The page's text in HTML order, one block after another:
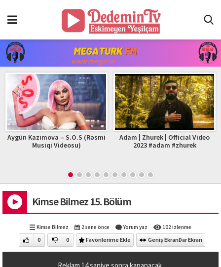
Aygün Kazımova – S.O.S (Rəsmi
Musiqi Videosu)
Adam | Zhurek | Official Video
2023 #adam #zhurek
Kimse Bilmez 15. Bölüm
Kimse Bilmez 2 sene önce Yorum yaz 102 izlenme
0 0 Favorilerime Ekle Geniş EkranDar Ekran